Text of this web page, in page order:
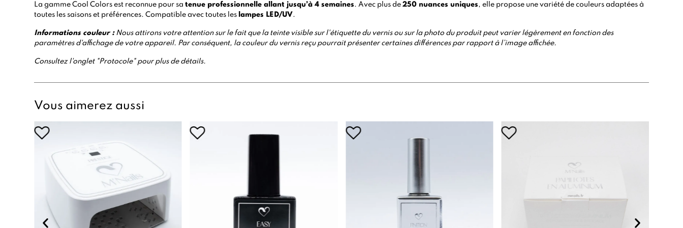
La gammeCool Colors est reconnue pour satenue professionnelle allant jusqu’à 4 semaines. Avec plus de250 nuances uniques, elle propose une variété de couleurs adaptées à
toutes les saisons et préférences. Compatible avec toutes les lampes LED/UV.
Informationscouleur :Nous attirons votre attention sur le fait que la teinte visible sur l'étiquette du vernis ou sur la photo du produit peut varier légèrement en fonction des
paramètres d'affichage de votre appareil. Par conséquent, la couleur du vernis reçu pourrait présenter certaines différences par rapport à l’image affichée.
Consultez l'onglet "Protocole" pour plus de détails.
Vous aimerez aussi